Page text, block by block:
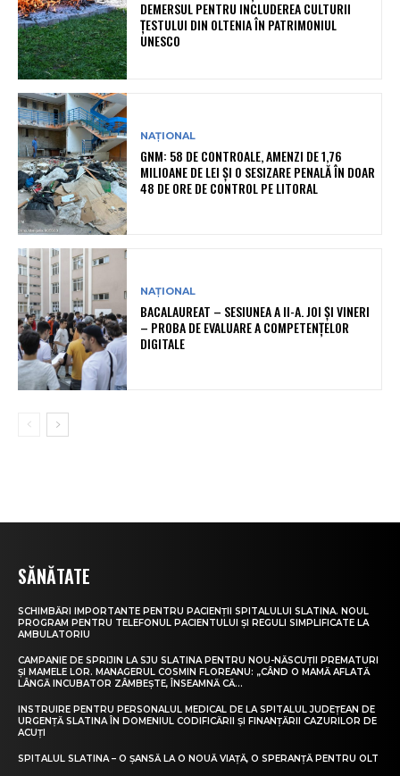
DEMERSUL PENTRU INCLUDEREA CULTURII
ȚESTULUI DIN OLTENIA ÎN PATRIMONIUL
UNESCO
NAȚIONAL
GNM: 58 DE CONTROALE, AMENZI DE 1,76
MILIOANE DE LEI ȘI O SESIZARE PENALĂ ÎN DOAR
48 DE ORE DE CONTROL PE LITORAL
NAȚIONAL
BACALAUREAT – SESIUNEA A II-A. JOI ȘI VINERI
– PROBA DE EVALUARE A COMPETENȚELOR
DIGITALE
SĂNĂTATE
SCHIMBĂRI IMPORTANTE PENTRU PACIENȚII SPITALULUI SLATINA. NOUL
PROGRAM PENTRU TELEFONUL PACIENTULUI ȘI REGULI SIMPLIFICATE LA
AMBULATORIU
CAMPANIE DE SPRIJIN LA SJU SLATINA PENTRU NOU-NĂSCUȚII PREMATURI
ȘI MAMELE LOR. MANAGERUL COSMIN FLOREANU: „CÂND O MAMĂ AFLATĂ
LÂNGĂ INCUBATOR ZÂMBEȘTE, ÎNSEAMNĂ CĂ...
INSTRUIRE PENTRU PERSONALUL MEDICAL DE LA SPITALUL JUDEȚEAN DE
URGENȚĂ SLATINA ÎN DOMENIUL CODIFICĂRII ȘI FINANȚĂRII CAZURILOR DE
ACUȚI
SPITALUL SLATINA – O ȘANSĂ LA O NOUĂ VIAȚĂ, O SPERANȚĂ PENTRU OLT